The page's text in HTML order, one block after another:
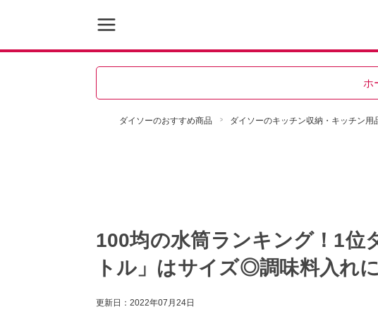
ホ
ダイソーのおすすめ商品 ダイソーのキッチン収納・キッチン用
100均の水筒ランキング！1位
トル」はサイズ◎調味料入れ
更新日： 2022年07月24日